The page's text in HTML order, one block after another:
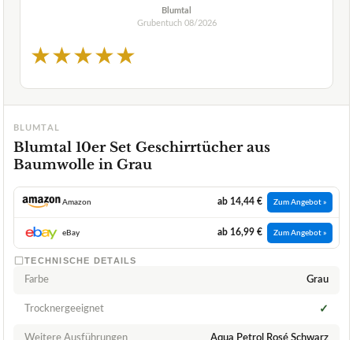
Blumtal
Grubentuch 08/2026
★★★★★
BLUMTAL
Blumtal 10er Set Geschirrtücher aus
Baumwolle in Grau
Amazon ab 14,44 € Zum Angebot »
eBay ab 16,99 € Zum Angebot »
TECHNISCHE DETAILS
Farbe Grau
Trocknergeeignet ✓
Weitere Ausführungen Aqua Petrol Rosé Schwarz